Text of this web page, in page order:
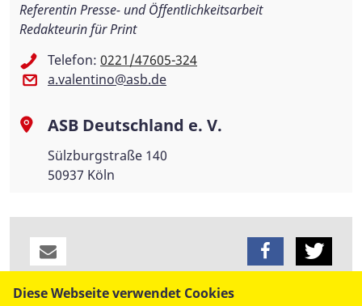
Referentin Presse- und Öffentlichkeitsarbeit
Redakteurin für Print
Telefon: 0221/47605-324
a.valentino@asb.de
ASB Deutschland e. V.
Sülzburgstraße 140
50937 Köln
Diese Webseite verwendet Cookies